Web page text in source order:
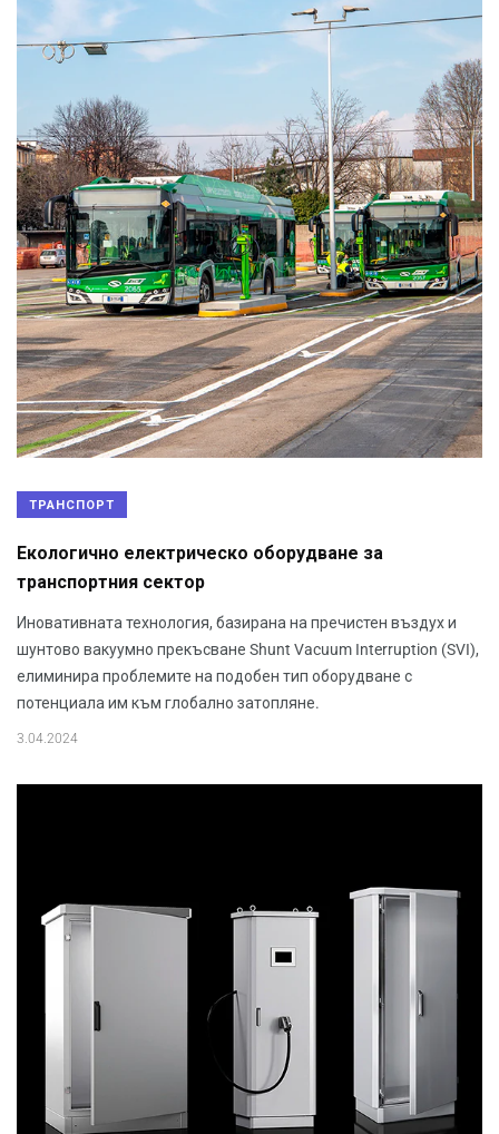
ТРАНСПОРТ
Екологично електрическо оборудване за
транспортния сектор
Иновативната технология, базирана на пречистен въздух и
шунтово вакуумно прекъсване Shunt Vacuum Interruption (SVI),
елиминира проблемите на подобен тип оборудване с
потенциала им към глобално затопляне.
3.04.2024